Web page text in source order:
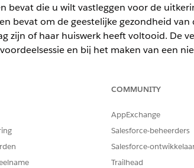
bevat die u wilt vastleggen voor de
bevat om de geestelijke gezondheid
zijn of haar huiswerk heeft voltooid. De
en bij het maken van een
BENODIGDE GEBRUIKERSMACHTIGINGEN
COMMUNITY
AppExchange
Salesforce-beheerders
Salesforce-
Trailhead